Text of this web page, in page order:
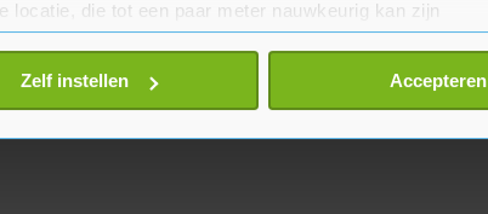
locatie, die tot een paar meter nauwkeurig kan zijn
op specifieke eigenschappen (fingerprinting)
verwerkt en stel uw voorkeuren in het
detailgedeelte
de Cookieverklaring.
Zelf instellen Accepteren